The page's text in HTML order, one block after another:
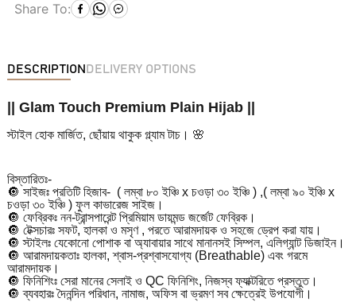
Share To:
DESCRIPTION DELIVERY OPTIONS
|| Glam Touch Premium Plain Hijab ||
স্টাইল হোক মার্জিত, ছোঁয়ায় থাকুক গ্ল্যাম টাচ। 🌸
বিস্তারিতঃ-
🔘 সাইজঃ প্রতিটি হিজাব- ( লম্বা ৮০ ইঞ্চি x চওড়া ৩০ ইঞ্চি ) ,( লম্বা ৯০ ইঞ্চি x
চওড়া ৩০ ইঞ্চি ) ফুল কাভারেজ সাইজ।
🔘 ফেব্রিকঃ নন-ট্রান্সপারেন্ট প্রিমিয়াম ডায়মন্ড জর্জেট ফেব্রিক।
🔘 টেক্সচারঃ সফট, হালকা ও মসৃণ , পরতে আরামদায়ক ও সহজে ড্রেপ করা যায়।
🔘 স্টাইলঃ যেকোনো পোশাক বা অ্যাবায়ার সাথে মানানসই সিম্পল, এলিগ্যান্ট ডিজাইন।
🔘 আরামদায়কতাঃ হালকা, শ্বাস-প্রশ্বাসযোগ্য (Breathable) এবং গরমে
আরামদায়ক।
🔘 ফিনিশিংঃ সেরা মানের সেলাই ও QC ফিনিশিং, নিজস্ব ফ্যাক্টরিতে প্রস্তুত।
🔘 ব্যবহারঃ দৈনন্দিন পরিধান, নামাজ, অফিস বা ভ্রমণ সব ক্ষেত্রেই উপযোগী।